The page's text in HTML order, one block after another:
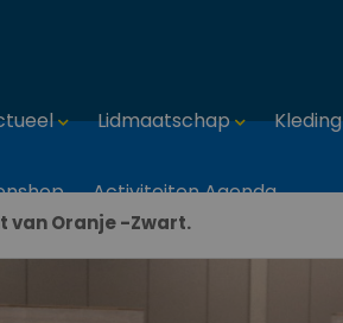
Lidmaatschap Kleding
Activiteiten Agenda
van Oranje -Zwart.